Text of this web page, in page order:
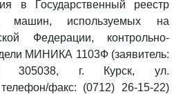
в Государственный реестр
машин, используемых на
Федерации, контрольно-
МИНИКА 1103Ф (заявитель:
305038, г. Курск, ул.
факс: (0712) 26-15-22)